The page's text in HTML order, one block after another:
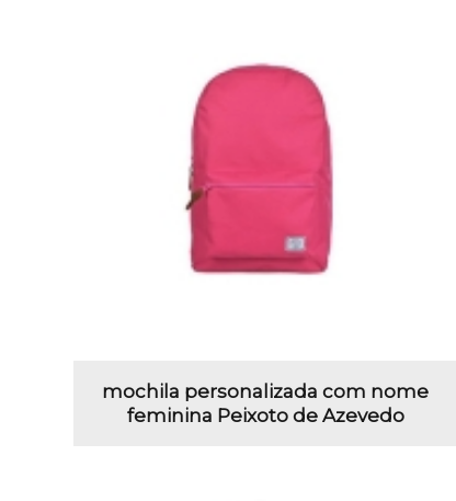
mochila personalizada com nome
feminina Peixoto de Azevedo